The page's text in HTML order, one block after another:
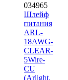
034965
Шлейф
питания
ARL-
18AWG-
CLEAR-
5Wire-
CU
(Arlight,